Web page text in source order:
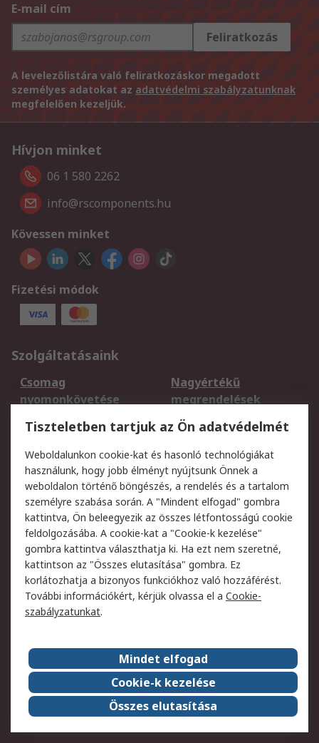
E-mail cím
Feliratkozás
A levelezőlistára való feliratkozáskor megadott
személyes adatokat az adatvédelmi szabályzatunknak
megfelelően kezeljük.
Hívjon minket
06 1 580 2262
info@rscomponents.hu
Kövessen minket
Fizetési módok
Szolgáltatásaink
Csomag
nyomonkövetése
Nagyértékű
megrendelések
Regisztráció
Szállítás
Termékvisszaküldés
Szolgáltatások
Jogi
Adatvédelmi
szabályzat
Az RS értékesítési
feltételei
Cookie szabályzat
Email biztonság
Webhelyre vonatkozó
feltételek
Weboldal felhasználói
szabályzata
Képviseletek
Rólunk
Vállalatcsoport
Karrier
Díjak és elismerések
ESG globális célok
Tiszteletben tartjuk az Ön adatvédelmét
Weboldalunkon cookie-kat és hasonló technológiákat
használunk, hogy jobb élményt nyújtsunk Önnek a
weboldalon történő böngészés, a rendelés és a tartalom
személyre szabása során. A "Mindent elfogad" gombra
kattintva, Ön beleegyezik az összes létfontosságú cookie
feldolgozásába. A cookie-kat a "Cookie-k kezelése"
gombra kattintva választhatja ki. Ha ezt nem szeretné,
kattintson az "Összes elutasítása" gombra. Ez
korlátozhatja a bizonyos funkciókhoz való hozzáférést.
További információkért, kérjük olvassa el a Cookie-
szabályzatunkat.
Mindet elfogad
Cookie-k kezelése
Összes elutasítása